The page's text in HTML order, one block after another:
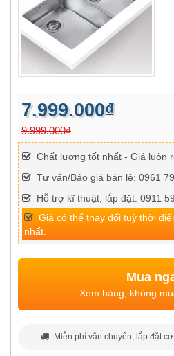
7.999.000₫
9.999.000₫
Chất lượng tốt nhất - Giá luôn
Tư vấn/Báo giá bán lẻ: 0961
Hỗ trợ kĩ thuật, lắp đặt: 0911
Giá có thể thay đổi tuỳ thời
nhất.
Mua
Xem hàng, không
Miễn phí vận chuyển, lắp đặt